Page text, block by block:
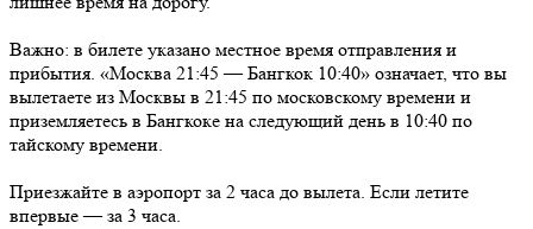
Важно: в билете указано местное время отправления и
прибытия. «Москва 21:45 — Бангкок 10:40» означает, что вы
вылетаете из Москвы в 21:45 по московскому времени и
приземляетесь в Бангкоке на следующий день в 10:40 по
тайскому времени.
Приезжайте в аэропорт за 2 часа до вылета. Если летите
впервые — за 3 часа.